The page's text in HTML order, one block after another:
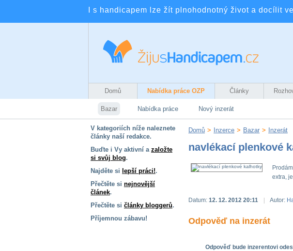
I s handicapem lze žít plnohodnotný život a docílit
Domů Nabídka práce OZP Články
Bazar Nabídka práce Nový inzerát
V kategoriích níže naleznete
články naší redakce.
Buďte i Vy aktivní a založte
si svůj blog.
Najděte si lepší práci!.
Přečtěte si nejnovější
článek.
Přečtěte si články bloggerů.
Příjemnou zábavu!
Domů > Inzerce > Bazar > Inzerát
navlékací plenkové
extra,
Datum: 12. 12. 2012 20:11 Autor:
Odpověď na inzerát
Odpověď bude inzerentovi